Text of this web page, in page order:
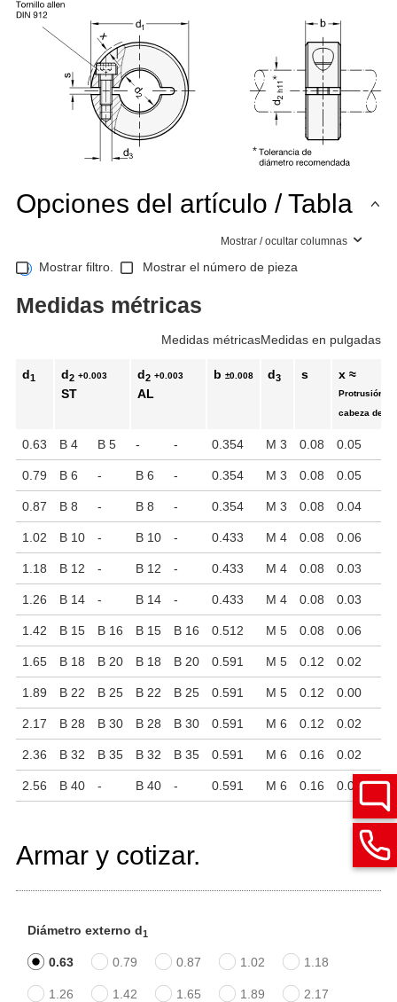
Opciones del artículo / Tabla
Mostrar / ocultar columnas
Mostrar filtro. Mostrar el número de pieza
Medidas métricas
Medidas métricasMedidas en pulgadas
d1 d2 +0.003
ST
d2 +0.003
AL
b ±0.008 d3 s x ≈
Protrusión
cabeza del
0.63 B 4 B 5 - - 0.354 M 3 0.08 0.05
0.79 B 6 - B 6 - 0.354 M 3 0.08 0.05
0.87 B 8 - B 8 - 0.354 M 3 0.08 0.04
1.02 B 10 - B 10 - 0.433 M 4 0.08 0.06
1.18 B 12 - B 12 - 0.433 M 4 0.08 0.03
1.26 B 14 - B 14 - 0.433 M 4 0.08 0.03
1.42 B 15 B 16 B 15 B 16 0.512 M 5 0.08 0.06
1.65 B 18 B 20 B 18 B 20 0.591 M 5 0.12 0.02
1.89 B 22 B 25 B 22 B 25 0.591 M 5 0.12 0.00
2.17 B 28 B 30 B 28 B 30 0.591 M 6 0.12 0.02
2.36 B 32 B 35 B 32 B 35 0.591 M 6 0.16 0.02
2.56 B 40 - B 40 - 0.591 M 6 0.16 0.02
Armar y cotizar.
Diámetro externo d1
0.63 0.79 0.87 1.02 1.18
1.26 1.42 1.65 1.89 2.17